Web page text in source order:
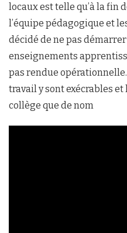
locaux est telle qu’à la fin
l’équipe pédagogique et
décidé de ne pas
enseignements
pas rendue
travail y sont exécrables et
collège que de nom